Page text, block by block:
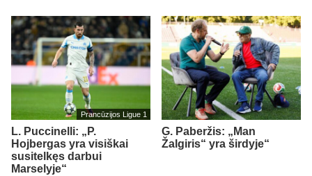
Prancūzijos Ligue 1
L. Puccinelli: „P.
Hojbergas yra visiškai
susitelkęs darbui
Marselyje“
G. Paberžis: „Man
Žalgiris“ yra širdyje“